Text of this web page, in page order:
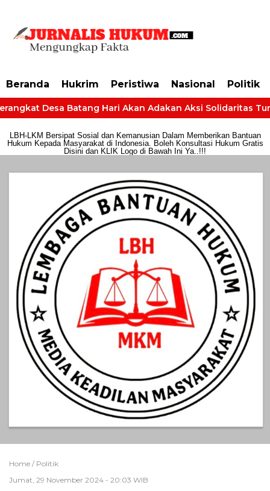
Beranda Hukrim Peristiwa Nasional Politik
Desa Batang Hari Akan Adakan Aksi Solidaritas
LBH-LKM Bersipat Sosial dan Kemanusian Dalam Memberikan Bantuan
Hukum Kepada Masyarakat di Indonesia. Boleh Konsultasi Hukum Gratis
Disini dan KLIK Logo di Bawah Ini Ya..!!!
Home / Politik
Jumat, 29 November 2024 - 20:03 WIB